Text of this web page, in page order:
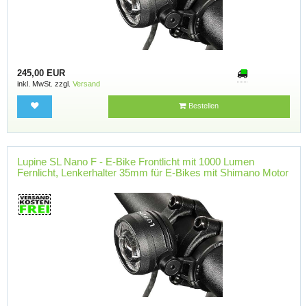
245,00 EUR
inkl. MwSt. zzgl. Versand
Bestellen
Lupine SL Nano F - E-Bike Frontlicht mit 1000 Lumen
Fernlicht, Lenkerhalter 35mm für E-Bikes mit Shimano Motor